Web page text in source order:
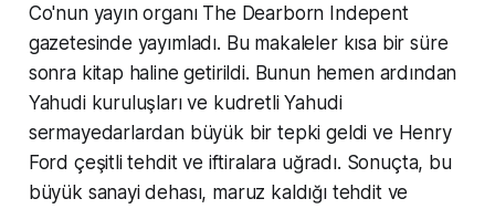
Co'nun yayın organı The Dearborn Indepent
gazetesinde yayımladı. Bu makaleler kısa bir süre
sonra kitap haline getirildi. Bunun hemen ardından
Yahudi kuruluşları ve kudretli Yahudi
sermayedarlardan büyük bir tepki geldi ve Henry
Ford çeşitli tehdit ve iftiralara uğradı. Sonuçta, bu
büyük sanayi dehası, maruz kaldığı tehdit ve